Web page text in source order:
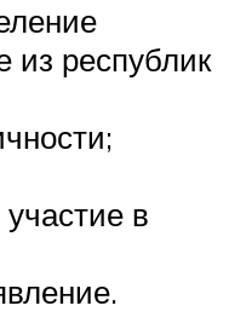
из республик
в